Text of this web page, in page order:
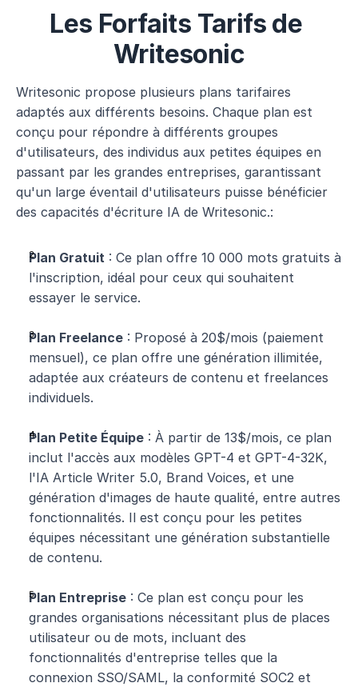
Les Forfaits Tarifs de
Writesonic
Writesonic propose plusieurs plans tarifaires
adaptés aux différents besoins​​. Chaque plan est
conçu pour répondre à différents groupes
d'utilisateurs, des individus aux petites équipes en
passant par les grandes entreprises, garantissant
qu'un large éventail d'utilisateurs puisse bénéficier
des capacités d'écriture IA de Writesonic.:
Plan Gratuit : Ce plan offre 10 000 mots gratuits à
l'inscription, idéal pour ceux qui souhaitent
essayer le service.
Plan Freelance : Proposé à 20$/mois (paiement
mensuel), ce plan offre une génération illimitée,
adaptée aux créateurs de contenu et freelances
individuels.
Plan Petite Équipe : À partir de 13$/mois, ce plan
inclut l'accès aux modèles GPT-4 et GPT-4-32K,
l'IA Article Writer 5.0, Brand Voices, et une
génération d'images de haute qualité, entre autres
fonctionnalités. Il est conçu pour les petites
équipes nécessitant une génération substantielle
de contenu.
Plan Entreprise : Ce plan est conçu pour les
grandes organisations nécessitant plus de places
utilisateur ou de mots, incluant des
fonctionnalités d'entreprise telles que la
connexion SSO/SAML, la conformité SOC2 et